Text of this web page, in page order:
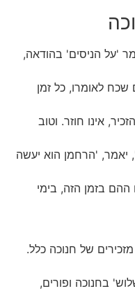
'על הניסים' בהודאה,
שכח לאומרו, כל זמן
אינו חוזר. וטוב
'הרחמן הוא יעשה
ההם בזמן הזה, בימי
של חנוכה כלל.
בחנוכה ופורים,